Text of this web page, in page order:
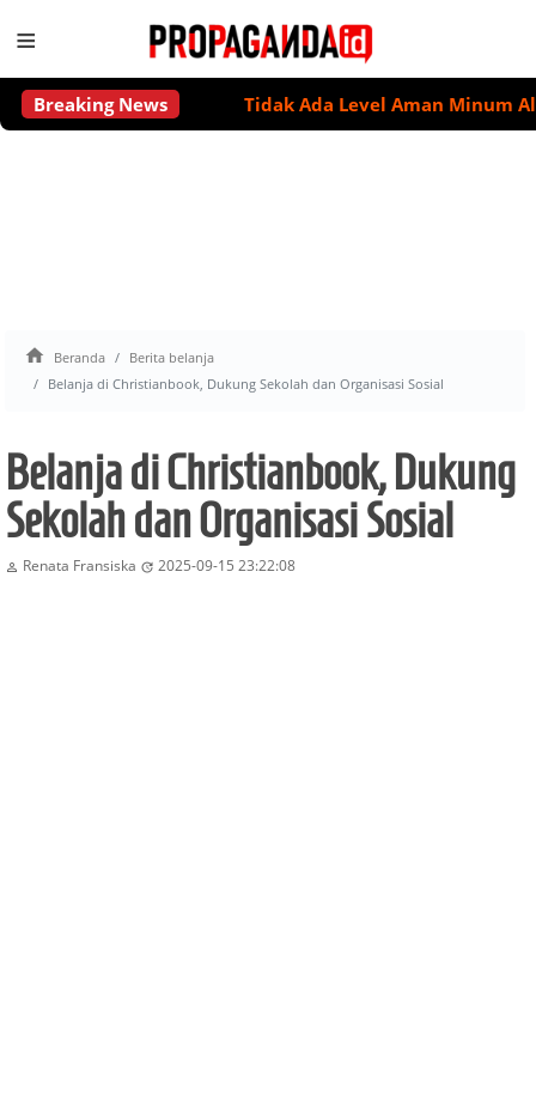
≡
Breaking News Tidak Ada Level Aman Minum
 Beranda
Berita belanja
Belanja di Christianbook, Dukung Sekolah dan Organisasi Sosial
Belanja di Christianbook, Dukung
Sekolah dan Organisasi Sosial
 Renata Fransiska  2025-09-15 23:22:08